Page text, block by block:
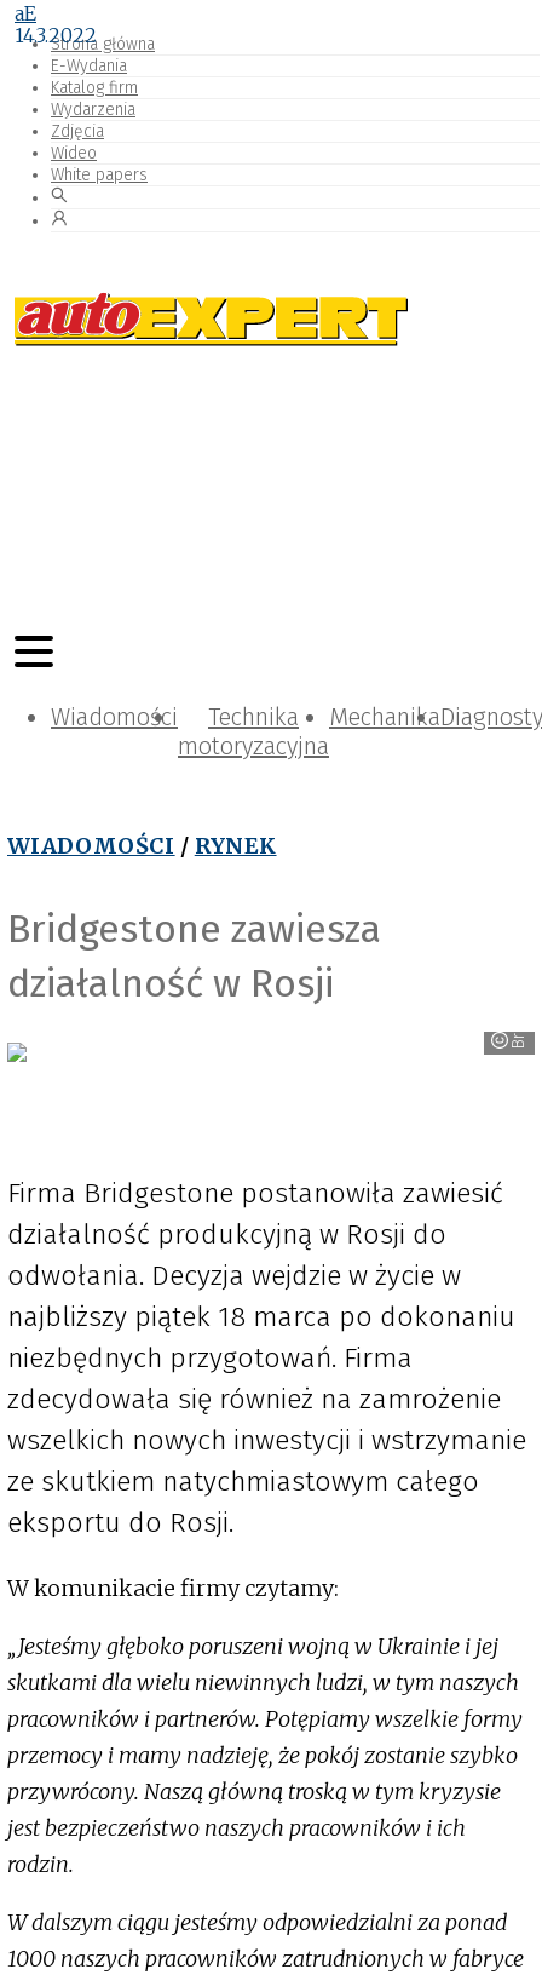
Strona główna
E-Wydania
Katalog firm
Wydarzenia
Zdjęcia
Wideo
White papers
Wiadomości
Technika
motoryzacyjna
Mechanika
WIADOMOŚCI / RYNEK
Bridgestone zawiesza
działalność w Rosji
Bridgstone
aE
14.3.2022
Firma Bridgestone postanowiła zawiesić
działalność produkcyjną w Rosji do
odwołania. Decyzja wejdzie w życie w
najbliższy piątek 18 marca po dokonaniu
niezbędnych przygotowań. Firma
zdecydowała się również na zamrożenie
wszelkich nowych inwestycji i wstrzymanie
ze skutkiem natychmiastowym całego
eksportu do Rosji.
W komunikacie firmy czytamy:
„Jesteśmy głęboko poruszeni wojną w Ukrainie i jej
skutkami dla wielu niewinnych ludzi, w tym naszych
pracowników i partnerów. Potępiamy wszelkie formy
przemocy i mamy nadzieję, że pokój zostanie szybko
przywrócony. Naszą główną troską w tym kryzysie
jest bezpieczeństwo naszych pracowników i ich
rodzin.
W dalszym ciągu jesteśmy odpowiedzialni za ponad
1000 naszych pracowników zatrudnionych w fabryce